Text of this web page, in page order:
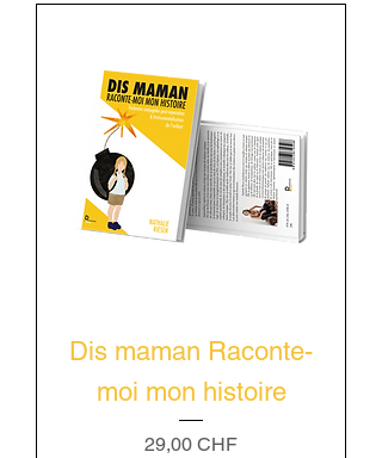
Dis maman Raconte-
moi mon histoire
Prix
29,00 CHF